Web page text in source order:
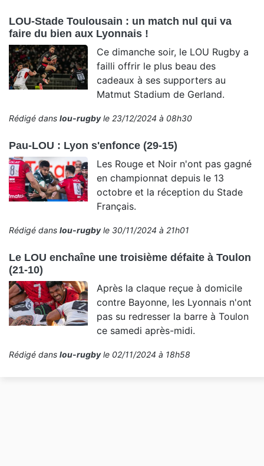
LOU-Stade Toulousain : un match nul qui va
faire du bien aux Lyonnais !
Ce dimanche soir, le LOU Rugby a
failli offrir le plus beau des
cadeaux à ses supporters au
Matmut Stadium de Gerland.
Rédigé dans lou-rugbyle 23/12/2024 à 08h30
Pau-LOU : Lyon s'enfonce (29-15)
Les Rouge et Noir n'ont pas gagné
en championnat depuis le 13
octobre et la réception du Stade
Français.
Rédigé dans lou-rugbyle 30/11/2024 à 21h01
Le LOU enchaîne une troisième défaite à Toulon
(21-10)
Après la claque reçue à domicile
contre Bayonne, les Lyonnais n'ont
pas su redresser la barre à Toulon
ce samedi après-midi.
Rédigé dans lou-rugbyle 02/11/2024 à 18h58